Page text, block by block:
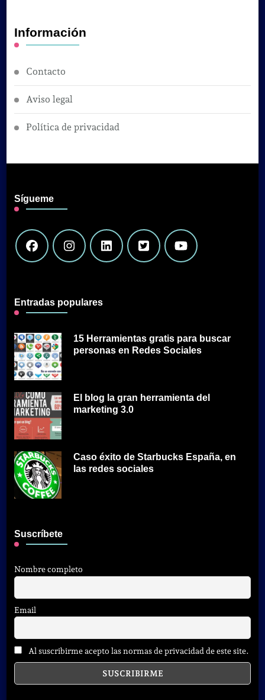
Información
Contacto
Aviso legal
Política de privacidad
Sígueme
Entradas populares
15 Herramientas gratis para buscar
personas en Redes Sociales
El blog la gran herramienta del
marketing 3.0
Caso éxito de Starbucks España, en
las redes sociales
Suscríbete
Nombre completo
Email
Al suscribirme acepto las normas de privacidad de este site.